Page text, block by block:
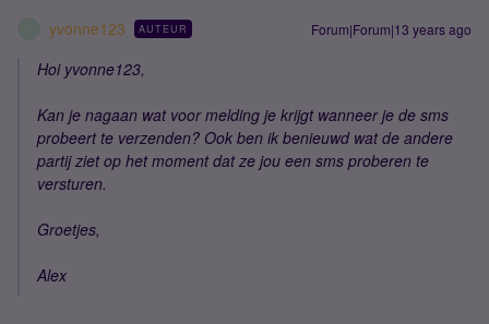
yvonne123 AUTEUR Forum|Forum|13 years ago
Hoi yvonne123,
Kan je nagaan wat voor melding je krijgt wanneer je de sms
probeert te verzenden? Ook ben ik benieuwd wat de andere
partij ziet op het moment dat ze jou een sms proberen te
versturen.
Groetjes,
Alex